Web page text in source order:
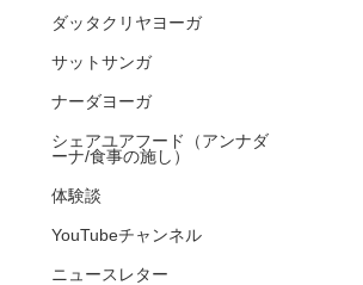
ダッタクリヤヨーガ
サットサンガ
ナーダヨーガ
シェアユアフード（アンナダ
ーナ/食事の施し）
体験談
YouTubeチャンネル
ニュースレター